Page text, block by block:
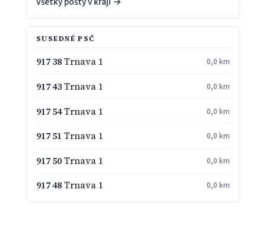
SUSEDNÉ PSČ
917 38Trnava 1 0,0 km
917 43Trnava 1 0,0 km
917 54Trnava 1 0,0 km
917 51 Trnava 1 0,0 km
917 50Trnava 1 0,0 km
917 48Trnava 1 0,0 km